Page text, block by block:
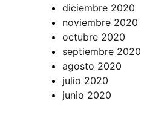
diciembre 2020
noviembre 2020
octubre 2020
septiembre 2020
agosto 2020
julio 2020
junio 2020